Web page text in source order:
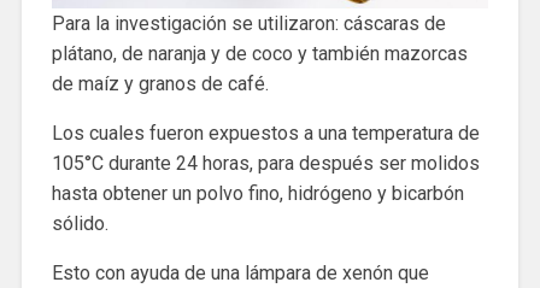
Para la investigación se utilizaron: cáscaras de
plátano, de naranja y de coco y también mazorcas
de maíz y granos de café.
Los cuales fueron expuestos a una temperatura de
105°C durante 24 horas, para después ser molidos
hasta obtener un polvo fino, hidrógeno y bicarbón
sólido.
Esto con ayuda de una lámpara de xenón que